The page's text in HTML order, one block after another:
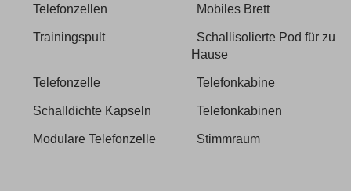
Telefonzellen Mobiles Brett
Trainingspult
Schallisolierte Pod für zu
Hause
Telefonzelle Telefonkabine
Schalldichte Kapseln Telefonkabinen
Modulare Telefonzelle Stimmraum